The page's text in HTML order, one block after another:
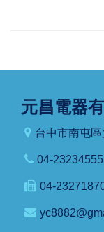
元昌電器
台中市南屯
04-23234555
04-